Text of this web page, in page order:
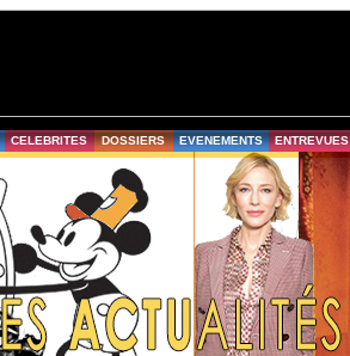
CELEBRITES DOSSIERS EVENEMENTS ENTREVUES